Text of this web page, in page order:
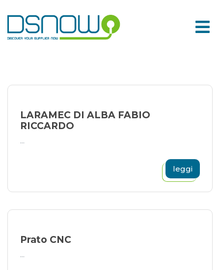
to
content
LARAMEC DI ALBA FABIO
RICCARDO
...
leggi
Prato CNC
...